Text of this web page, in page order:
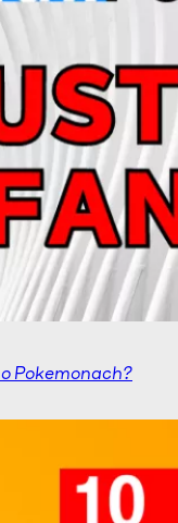
Pokemonach?